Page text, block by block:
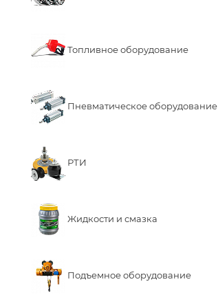
Топливное оборудование
Пневматическое оборудование
РТИ
Жидкости и смазка
Подъемное оборудование